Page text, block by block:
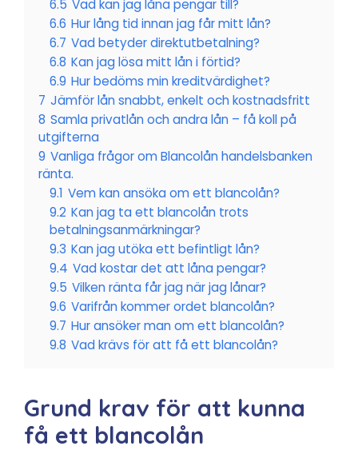
6.5 Vad kan jag låna pengar till?
6.6 Hur lång tid innan jag får mitt lån?
6.7 Vad betyder direktutbetalning?
6.8 Kan jag lösa mitt lån i förtid?
6.9 Hur bedöms min kreditvärdighet?
7 Jämför lån snabbt, enkelt och kostnadsfritt
8 Samla privatlån och andra lån – få koll på
utgifterna
9 Vanliga frågor om Blancolån handelsbanken
ränta.
9.1 Vem kan ansöka om ett blancolån?
9.2 Kan jag ta ett blancolån trots
betalningsanmärkningar?
9.3 Kan jag utöka ett befintligt lån?
9.4 Vad kostar det att låna pengar?
9.5 Vilken ränta får jag när jag lånar?
9.6 Varifrån kommer ordet blancolån?
9.7 Hur ansöker man om ett blancolån?
9.8 Vad krävs för att få ett blancolån?
Grund krav för att kunna
få ett blancolån